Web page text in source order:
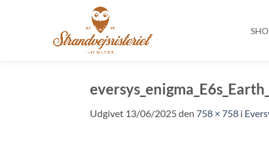
Udgivet 13/06/2025den 758 × 758 i